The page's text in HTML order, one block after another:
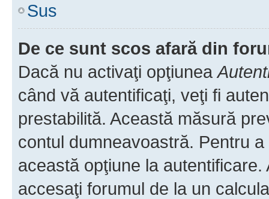
Sus
De ce sunt scos afară din
Dacă nu activaţi opţiunea
când vă autentificaţi, veţi fi
prestabilită. Această măsură
contul dumneavoastră. Pentru
această opţiune la
accesaţi forumul de la un